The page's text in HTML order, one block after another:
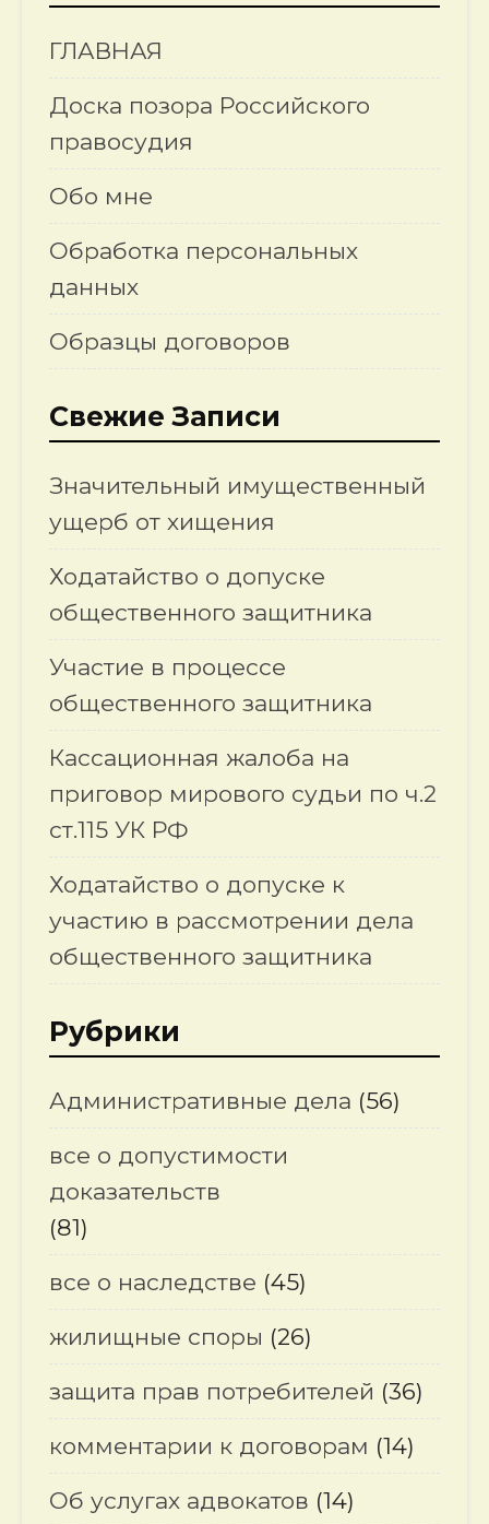
ГЛАВНАЯ
Доска позора Российского
правосудия
Обо мне
Обработка персональных
данных
Образцы договоров
Свежие Записи
Значительный имущественный
ущерб от хищения
Ходатайство о допуске
общественного защитника
Участие в процессе
общественного защитника
Кассационная жалоба на
приговор мирового судьи по ч.2
ст.115 УК РФ
Ходатайство о допуске к
участию в рассмотрении дела
общественного защитника
Рубрики
Административные дела (56)
все о допустимости
доказательств
(81)
все о наследстве (45)
жилищные споры (26)
защита прав потребителей (36)
комментарии к договорам (14)
Об услугах адвокатов (14)